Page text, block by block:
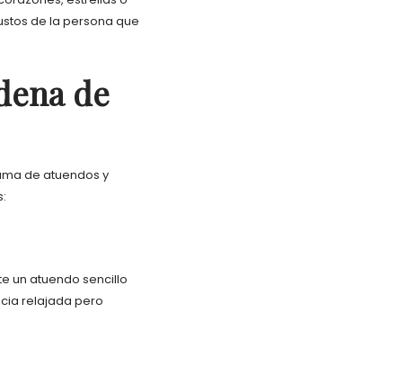
de la persona que
de
de atuendos y
un atuendo sencillo
relajada pero